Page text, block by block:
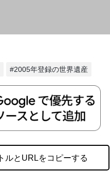
#2005年登録の世界遺産
ルとURLをコピーする